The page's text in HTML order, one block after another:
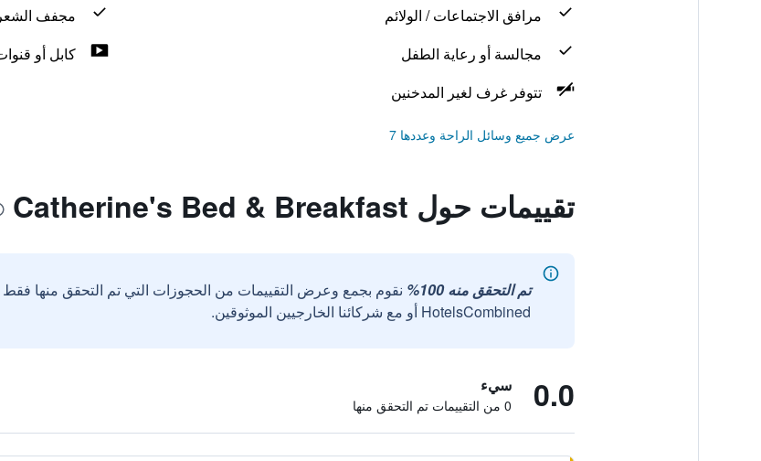
مرافق الاجتماعات / الولائم
مجفف الشعر
مجالسة أو رعاية الطفل
كابل أو
تتوفر غرف لغير المدخنين
عرض جميع وسائل الراحة وعددها 7
تقييمات حول Catherine's Bed & Breakfast
تم التحقق منه 100%
نقوم بجمع وعرض التقييمات من الحجوزات التي تم التحقق منها
HotelsCombined أو مع شركائنا الخارجيين الموثوقين.
0.0 سيء
0 من التقييمات تم التحقق منها